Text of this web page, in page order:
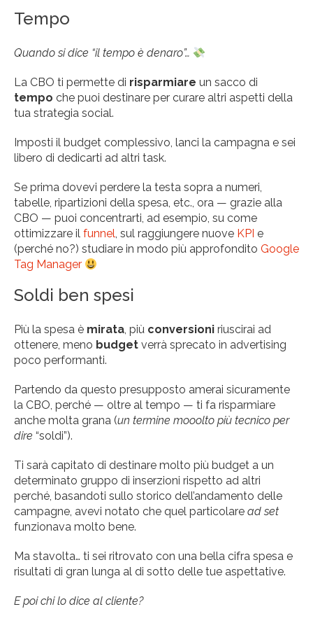
Tempo
Quando si dice “il tempo è denaro”…
La CBO ti permette di risparmiare un sacco di
tempo che puoi destinare per curare altri aspetti della
tua strategia social.
Imposti il budget complessivo, lanci la campagna e sei
libero di dedicarti ad altri task.
Se prima dovevi perdere la testa sopra a numeri,
tabelle, ripartizioni della spesa, etc., ora — grazie alla
CBO — puoi concentrarti, ad esempio, su come
ottimizzare il funnel, sul raggiungere nuove KPI e
(perché no?) studiare in modo più approfondito Google
Tag Manager
Soldi ben spesi
Più la spesa è mirata, più conversioni riuscirai ad
ottenere, meno budget verrà sprecato in advertising
poco performanti.
Partendo da questo presupposto amerai sicuramente
la CBO, perché — oltre al tempo — ti fa risparmiare
anche molta grana (un termine mooolto più tecnico per
dire “soldi”).
Ti sarà capitato di destinare molto più budget a un
determinato gruppo di inserzioni rispetto ad altri
perché, basandoti sullo storico dell’andamento delle
campagne, avevi notato che quel particolare ad set
funzionava molto bene.
Ma stavolta… ti sei ritrovato con una bella cifra spesa e
risultati di gran lunga al di sotto delle tue aspettative.
E poi chi lo dice al cliente?